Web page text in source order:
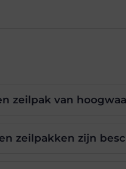
zeilpak van
zeilpakken zijn